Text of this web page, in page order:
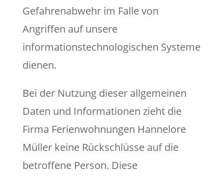
Gefahrenabwehr im Falle von
Angriffen auf unsere
informationstechnologischen Systeme
dienen.
Bei der Nutzung dieser allgemeinen
Daten und Informationen zieht die
Firma Ferienwohnungen Hannelore
Müller keine Rückschlüsse auf die
betroffene Person. Diese